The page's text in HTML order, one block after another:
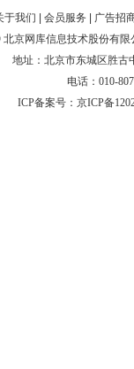
于我们 会员服务
广告招
北京网库信息技术股份有限
地址：北京市东城区胜
电话：010-
ICP备案号： 京ICP备